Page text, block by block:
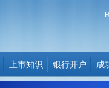
上市知识 银行开户 成